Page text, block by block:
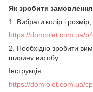
Як зробити
1. Вибрати колір і
https://domrolet.com.ua/
2. Необхідно зробити
ширину виробу.
Інструкція:
https://domrolet.com.ua/